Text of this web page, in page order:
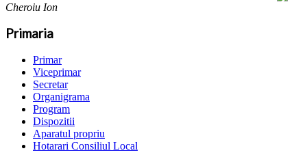
Cheroiu Ion
Primaria
Primar
Viceprimar
Secretar
Organigrama
Program
Dispozitii
Aparatul propriu
Hotarari Consiliul Local